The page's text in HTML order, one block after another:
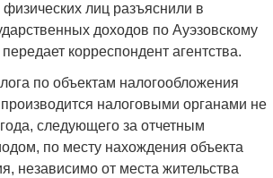
лиц разъяснили в
доходов по Ауэзовскому
корреспондент агентства.
по объектам налогообложения
налоговыми органами не
следующего за отчетным
по месту нахождения объекта
независимо от места жительства